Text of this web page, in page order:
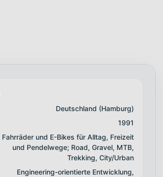
Deutschland (Hamburg)
1991
Fahrräder und E-Bikes für Alltag, Freizeit
und Pendelwege; Road, Gravel, MTB,
Trekking, City/Urban
Engineering-orientierte Entwicklung,